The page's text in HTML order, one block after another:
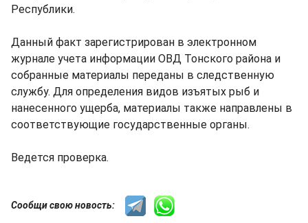
Республики.
Данный факт зарегистрирован в электронном
журнале учета информации ОВД Тонского района и
собранные материалы переданы в следственную
службу. Для определения видов изъятых рыб и
нанесенного ущерба, материалы также направлены в
соответствующие государственные органы.
Ведется проверка.
Сообщи свою новость: